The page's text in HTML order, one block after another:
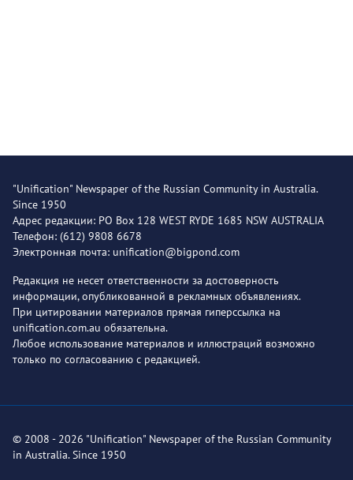
"Unification" Newspaper of the Russian Community in Australia.
Since 1950
Адрес редакции: PO Box 128 WEST RYDE 1685 NSW AUSTRALIA
Телефон: (612) 9808 6678
Электронная почта: unification@bigpond.com
Редакция не несет ответственности за достоверность
информации, опубликованной в рекламных объявлениях.
При цитировании материалов прямая гиперссылка на
unification.com.au обязательна.
Любое использование материалов и иллюстраций возможно
только по согласованию с редакцией.
© 2008 - 2026 "Unification" Newspaper of the Russian Community
in Australia. Since 1950